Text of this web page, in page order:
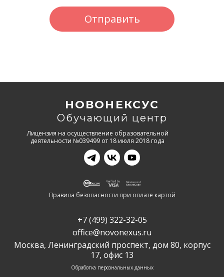
Отправить
НОВОНЕКСУС
Обучающий центр
Лицензия на осуществление образовательной
деятельности №039499 от 18 июля 2018 года
Правила безопасности при оплате картой
Обработка персональных данных
+7 (499) 322-32-05
office@novonexus.ru
Москва, Ленинградский проспект, дом 80, корпус
17, офис 13